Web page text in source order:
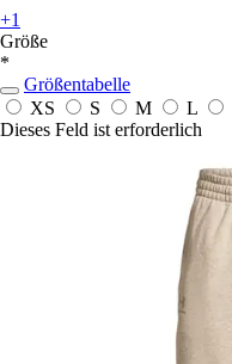
+1
Größe
*
Größentabelle
XS
S M L
Dieses Feld ist erforderlich